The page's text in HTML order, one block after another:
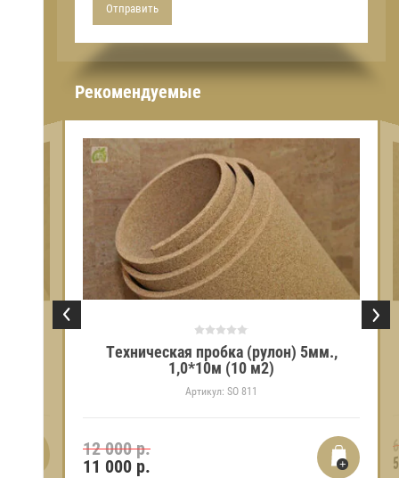
Отправить
Рекомендуемые
Техническая пробка (рулон) 5мм.,
1,0*10м (10 м2)
Артикул: SO 811
12 000 р.
11 000 р.